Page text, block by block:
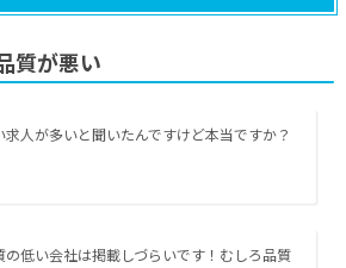
質が悪い
求人が多いと聞いたんですけど本当ですか？
の低い会社は掲載しづらいです！むしろ品質